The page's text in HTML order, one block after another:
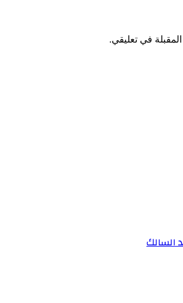
في تعليقي.
السالك